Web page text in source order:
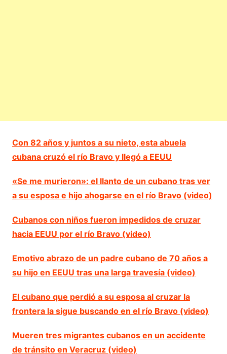
Con 82 años y juntos a su nieto, esta abuela
cubana cruzó el río Bravo y llegó a EEUU
«Se me murieron»: el llanto de un cubano tras ver
a su esposa e hijo ahogarse en el río Bravo (video)
Cubanos con niños fueron impedidos de cruzar
hacia EEUU por el río Bravo (video)
Emotivo abrazo de un padre cubano de 70 años a
su hijo en EEUU tras una larga travesía (video)
El cubano que perdió a su esposa al cruzar la
frontera la sigue buscando en el río Bravo (video)
Mueren tres migrantes cubanos en un accidente
de tránsito en Veracruz (video)